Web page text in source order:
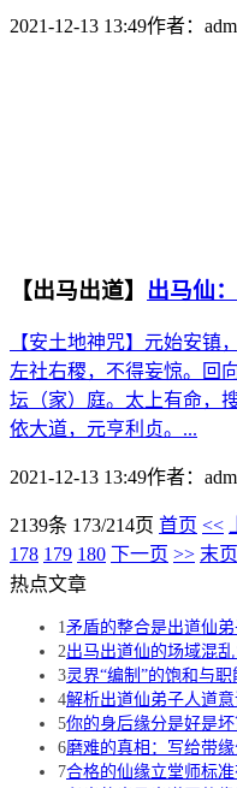
2021-12-13 13:49作者：
【出马出道】 出马仙
【安土地神咒】元始安镇
左社右稷，不得妄惊。回
坛（家）庭。太上有命，
依大道，元亨利贞。...
2021-12-13 13:49作者：
2139条 173/214页 首页 <<
178 179 180 下一页 >> 末页
热点文章
1矛盾的整合是出道仙
2出马出道仙的场域混
3灵界“编制”的饱和与
4解析出道仙弟子人道
5你的身后缘分是好是
6磨难的真相：写给带
7合格的仙缘立堂师标准